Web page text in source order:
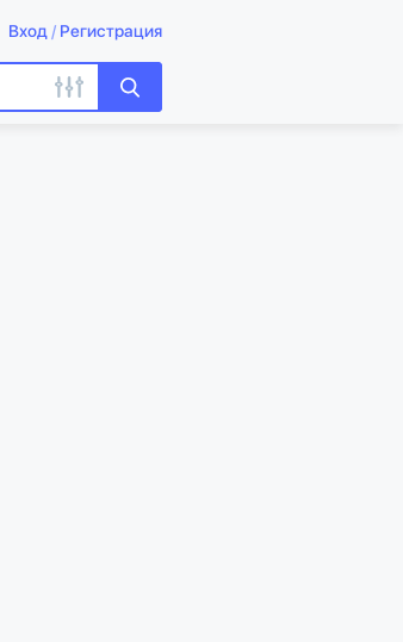
Вход / Регистрация